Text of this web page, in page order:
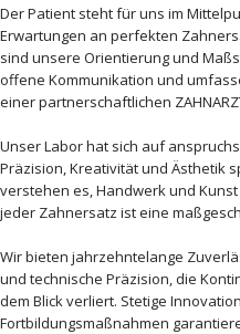
Der Patient steht für uns im
Erwartungen an perfekten
sind unsere Orientierung und
offene Kommunikation und
einer partnerschaftlichen
Unser Labor hat sich auf
Präzision, Kreativität und Ästhetik
verstehen es, Handwerk und
jeder Zahnersatz ist eine
Wir bieten jahrzehntelange
und technische Präzision, die
dem Blick verliert. Stetige
Fortbildungsmaßnahmen